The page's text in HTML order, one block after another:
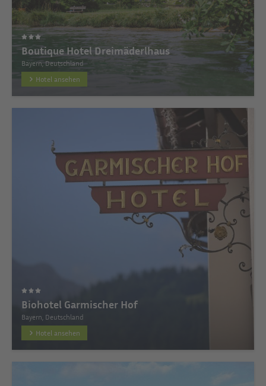
Boutique Hotel Dreimäderlhaus
Bayern, Deutschland
Hotel ansehen
Biohotel Garmischer Hof
Bayern, Deutschland
Hotel ansehen